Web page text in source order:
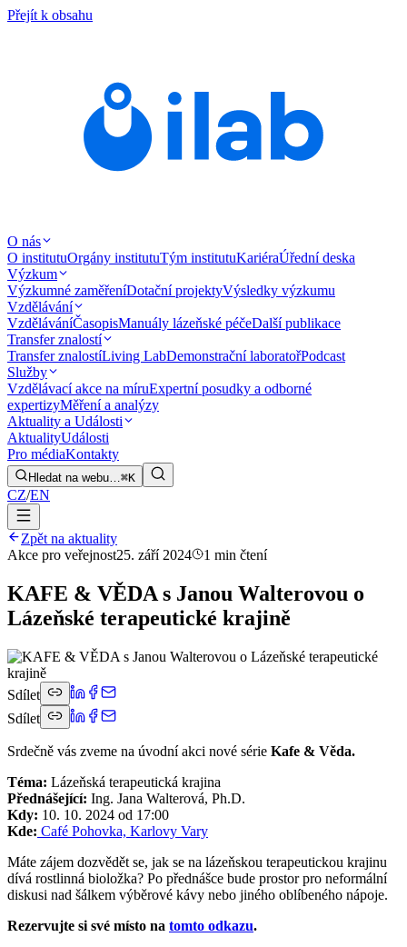
Přejít k obsahu
O nás
O institutuOrgány institutuTým institutuKariéraÚřední deska
Výzkum
Výzkumné zaměřeníDotační projektyVýsledky výzkumu
Vzdělávání
VzděláváníČasopisManuály lázeňské péčeDalší publikace
Transfer znalostí
Transfer znalostíLiving LabDemonstrační laboratořPodcast
Služby
Vzdělávací akce na míruExpertní posudky a odborné
expertizyMěření a analýzy
Aktuality a Události
AktualityUdálosti
Pro médiaKontakty
Hledat na webu…⌘K
CZ/EN
Zpět na aktuality
Akce pro veřejnost25. září 2024 1 min čtení
KAFE & VĚDA s Janou Walterovou o
Lázeňské terapeutické krajině
Sdílet
Sdílet
Srdečně vás zveme na úvodní akci nové série Kafe & Věda.
Téma: Lázeňská terapeutická krajina
Přednášející: Ing. Jana Walterová, Ph.D.
Kdy: 10. 10. 2024 od 17:00
Kde: Café Pohovka, Karlovy Vary
Máte zájem dozvědět se, jak se na lázeňskou terapeutickou krajinu
dívá rostlinná bioložka? Po přednášce bude prostor pro neformální
diskusi nad šálkem výběrové kávy nebo jiného oblíbeného nápoje.
Rezervujte si své místo na tomto odkazu.